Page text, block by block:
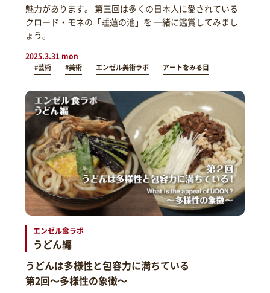
魅力があります。 第三回は多くの日本人に愛されている
クロード・モネの「睡蓮の池」を 一緒に鑑賞してみまし
ょう。
2025.3.31 mon
#芸術 #美術 エンゼル美術ラボ アートをみる目
エンゼル食ラボ
うどん編
うどんは多様性と包容力に満ちている
第2回～多様性の象徴～